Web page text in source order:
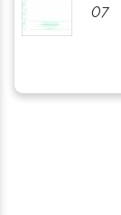
07